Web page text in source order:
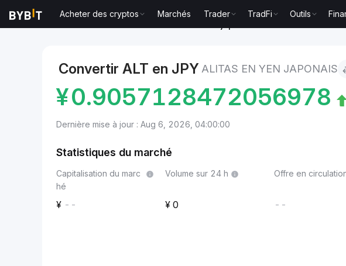
Acheter des cryptos Marchés Trader TradFi Outils
Convertir ALT en JPY ALITAS EN YEN JAPONAIS
¥0.9057128472056978
Dernière mise à jour : Aug 6, 2026, 04:00:00
Statistiques du marché
Capitalisation du marc
hé
--
Volume sur 24 h
0
Offre en
--